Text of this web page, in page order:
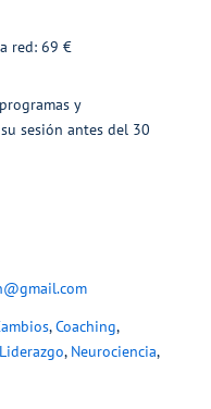
red: 69 €
y
sesión antes del 30
,Coaching,
Liderazgo, Neurociencia,